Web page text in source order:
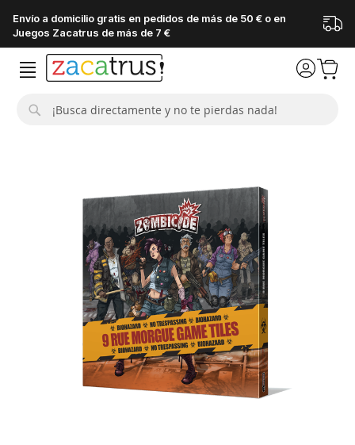
Envío a domicilio gratis en pedidos de más de 50 € o en
Juegos Zacatrus de más de 7 €